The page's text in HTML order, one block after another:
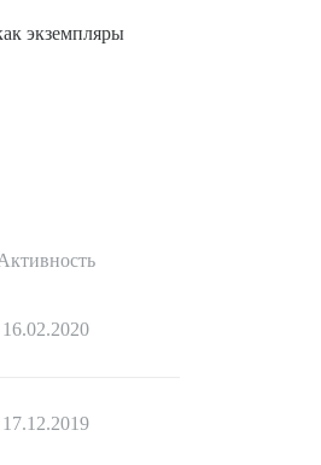
экземпляры
16.02.2020
17.12.2019